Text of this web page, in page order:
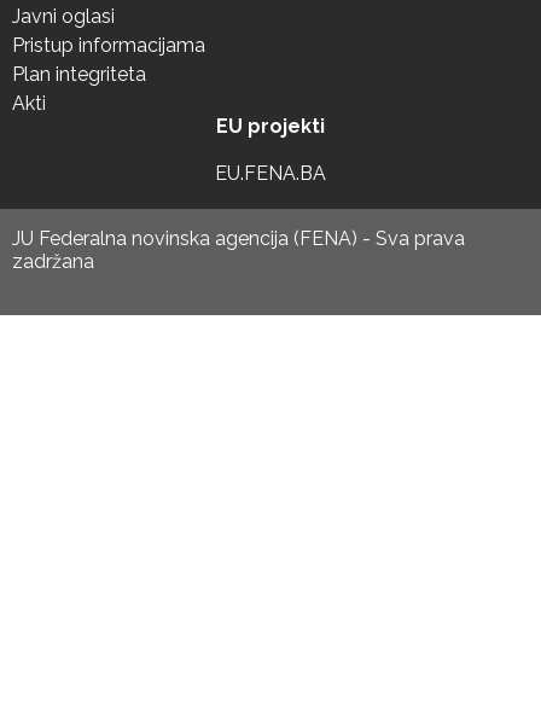
Javni oglasi
Pristup informacijama
Plan integriteta
Akti
EU projekti
EU.FENA.BA
JU Federalna novinska agencija (FENA) - Sva prava
zadržana